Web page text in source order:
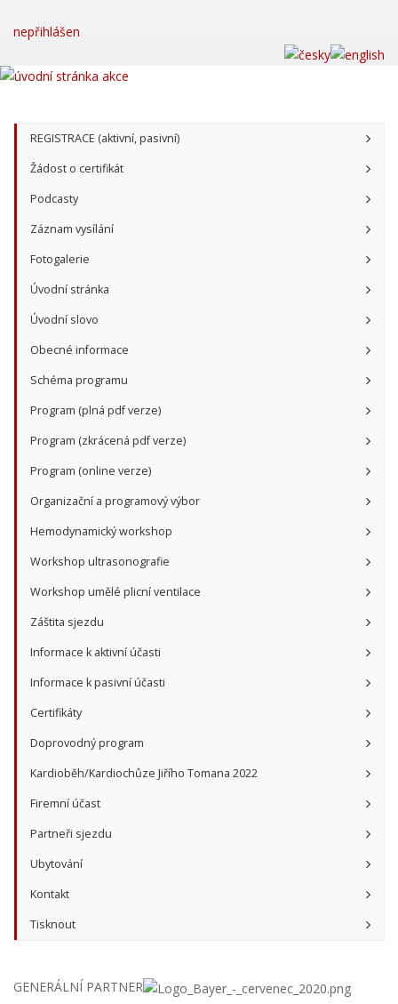
nepřihlášen
REGISTRACE (aktivní, pasivní)
Žádost o certifikát
Podcasty
Záznam vysílání
Fotogalerie
Úvodní stránka
Úvodní slovo
Obecné informace
Schéma programu
Program (plná pdf verze)
Program (zkrácená pdf verze)
Program (online verze)
Organizační a programový výbor
Hemodynamický workshop
Workshop ultrasonografie
Workshop umělé plicní ventilace
Záštita sjezdu
Informace k aktivní účasti
Informace k pasivní účasti
Certifikáty
Doprovodný program
Kardioběh/Kardiochůze Jiřího Tomana 2022
Firemní účast
Partneři sjezdu
Ubytování
Kontakt
Tisknout
GENERÁLNÍ PARTNER